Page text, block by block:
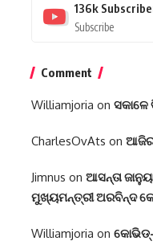
136k
Subscribe
Comment
Williamjoria on ସକାଳେ
CharlesOvAts on
Jimnus on ଆସନ୍ତା
ମୁଖ୍ୟମନ୍ତ୍ରୀ ଅରବିନ୍ଦ
Williamjoria on କୋଭିଡ୍-